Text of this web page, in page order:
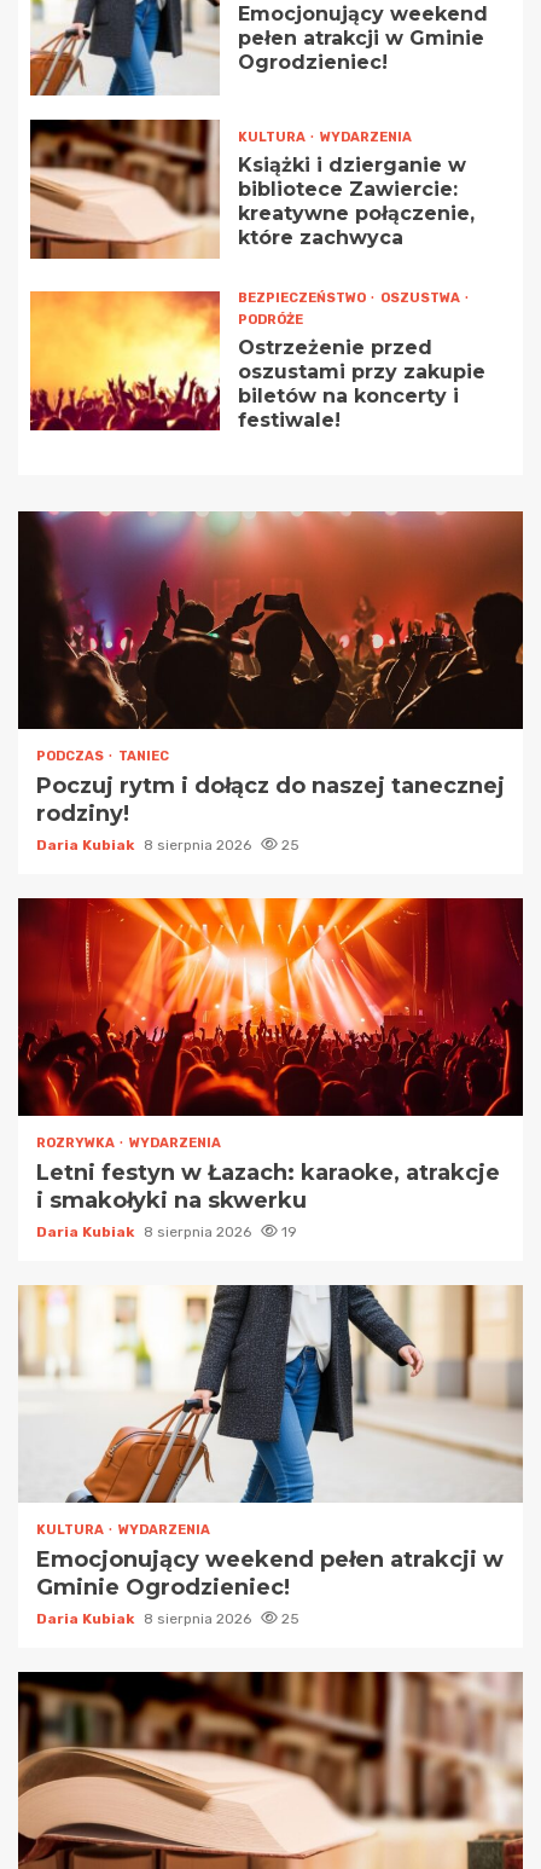
Emocjonujący weekend
pełen atrakcji w Gminie
Ogrodzieniec!
KULTURA WYDARZENIA
Książki i dzierganie w
bibliotece Zawiercie:
kreatywne połączenie,
które zachwyca
BEZPIECZEŃSTWO
OSZUSTWA
PODRÓŻE
Ostrzeżenie przed
oszustami przy zakupie
biletów na koncerty i
festiwale!
PODCZAS TANIEC
Poczuj rytm i dołącz do naszej tanecznej
rodziny!
Daria Kubiak 8 sierpnia 2026 25
ROZRYWKA WYDARZENIA
Letni festyn w Łazach: karaoke, atrakcje
i smakołyki na skwerku
Daria Kubiak 8 sierpnia 2026 19
KULTURA WYDARZENIA
Emocjonujący weekend pełen atrakcji w
Gminie Ogrodzieniec!
Daria Kubiak 8 sierpnia 2026 25